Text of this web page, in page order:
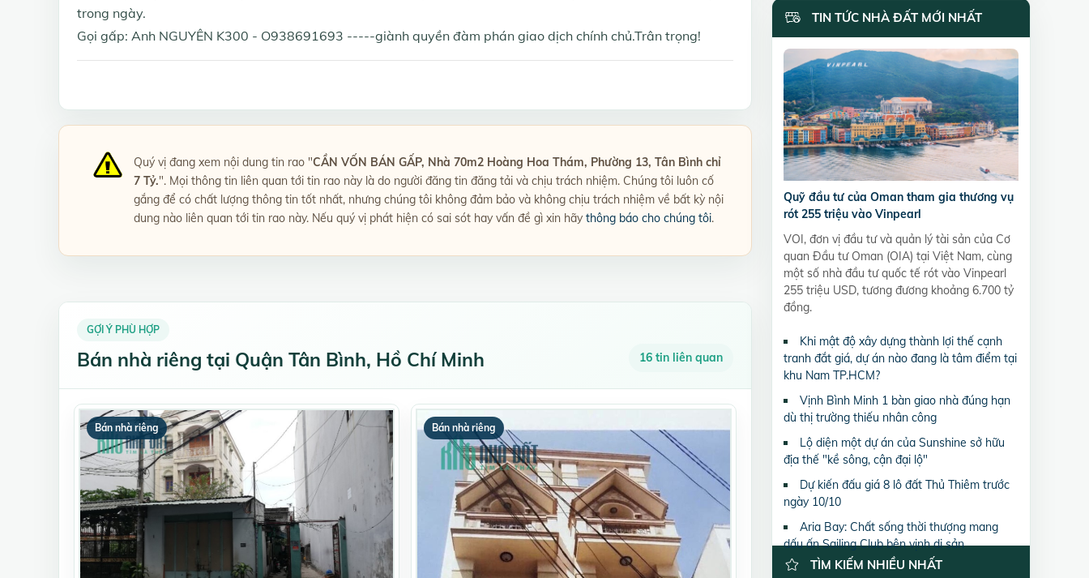
trong ngày.
Gọi gấp: Anh NGUYÊN K300 - O938691693 -----giành quyền đàm phán giao dịch chính chủ.Trân trọng!
Quý vị đang xem nội dung tin rao "CẦN VỐN BÁN GẤP, Nhà 70m2 Hoàng Hoa Thám, Phường 13, Tân Bình chỉ
7 Tỷ.". Mọi thông tin liên quan tới tin rao này là do người đăng tin đăng tải và chịu trách nhiệm. Chúng tôi luôn cố
gắng để có chất lượng thông tin tốt nhất, nhưng chúng tôi không đảm bảo và không chịu trách nhiệm về bất kỳ nội
dung nào liên quan tới tin rao này. Nếu quý vị phát hiện có sai sót hay vấn đề gì xin hãy thông báo cho chúng tôi.
GỢI Ý PHÙ HỢP
Bán nhà riêng tại Quận Tân Bình, Hồ Chí Minh 16 tin liên quan
Bán nhà riêng Bán nhà riêng
TIN TỨC NHÀ ĐẤT MỚI NHẤT
Quỹ đầu tư của Oman tham gia thương vụ
rót 255 triệu vào Vinpearl
VOI, đơn vị đầu tư và quản lý tài sản của Cơ
quan Đầu tư Oman (OIA) tại Việt Nam, cùng
một số nhà đầu tư quốc tế rót vào Vinpearl
255 triệu USD, tương đương khoảng 6.700 tỷ
đồng.
Khi mật độ xây dựng thành lợi thế cạnh
tranh đắt giá, dự án nào đang là tâm điểm tại
khu Nam TP.HCM?
Vịnh Bình Minh 1 bàn giao nhà đúng hạn
dù thị trường thiếu nhân công
Lộ diện một dự án của Sunshine sở hữu
địa thế "kề sông, cận đại lộ"
Dự kiến đấu giá 8 lô đất Thủ Thiêm trước
ngày 10/10
Aria Bay: Chất sống thời thượng mang
dấu ấn Sailing Club bên vịnh di sản
TÌM KIẾM NHIỀU NHẤT